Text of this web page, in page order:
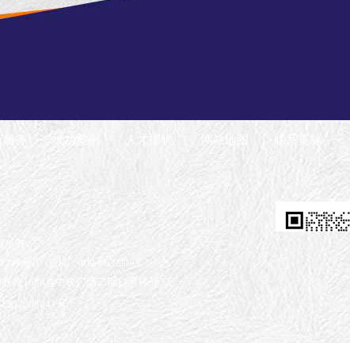
务 成功案例
有
号-1
总机：400-663-9099
路1688弄中骏广场二期11号楼305室
号